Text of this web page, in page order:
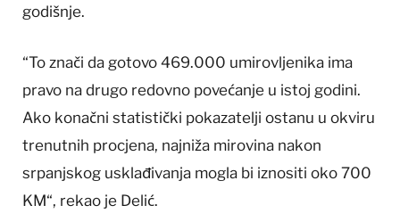
godišnje.
“To znači da gotovo 469.000 umirovljenika ima
pravo na drugo redovno povećanje u istoj godini.
Ako konačni statistički pokazatelji ostanu u okviru
trenutnih procjena, najniža mirovina nakon
srpanjskog usklađivanja mogla bi iznositi oko 700
KM“, rekao je Delić.